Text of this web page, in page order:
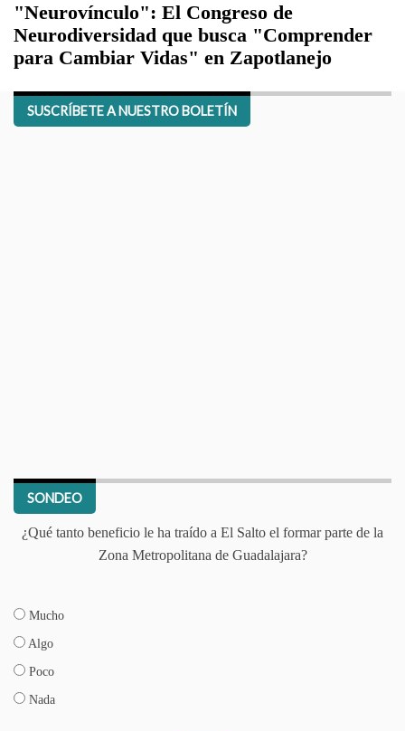
"Neurovínculo": El Congreso de
Neurodiversidad que busca "Comprender
para Cambiar Vidas" en Zapotlanejo
SUSCRÍBETE A NUESTRO BOLETÍN
SONDEO
¿Qué tanto beneficio le ha traído a El Salto el formar parte de la
Zona Metropolitana de Guadalajara?
Mucho
Algo
Poco
Nada